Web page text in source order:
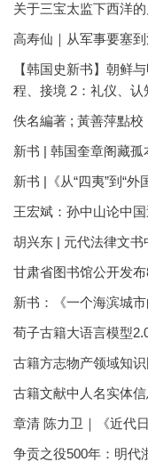
关于三宝太监下西洋
高寿仙｜从军事要塞
【韩国史新书】朝鲜
程、接境 2：礼仪、认
佚名編著 ; 黃善萍點校
新书 | 韩国奎章阁藏孤
新书 |《从“四夷”到“外
王宏斌：孙中山论中
胡兴东 | 元代法律文
甘肃省图书馆公开发
新书：《一个海滨城
荀子古籍大语言模型
古籍方志物产领域知
古籍文献中人名实体
章清 陈力卫｜《近代
争贡之役500年：明代